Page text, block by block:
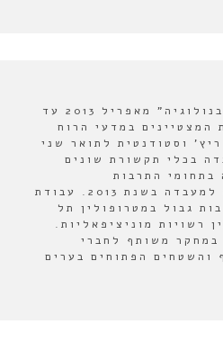
עורכת המשנה של "אורבנולוגיה" מאפריל 2013 עד
תכנית המצטיינים במדעי הרוח
וסטודנטית לתואר שני
בכלי תקשורת שונים
בתחומי התרבות
והאקטואליה, והצטרפה למעבדה בשנת 2013. עבודת
גבול במטרופולין תל
רשויות מוניציפאליות.
משותף לחברי
והשטחים הפתוחים בערים